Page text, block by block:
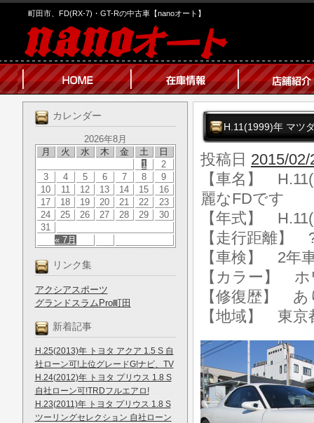
町田市、FD(RX-7)・GT-Rの中古車【nanoオート】
カレンダー
2026年8月
月
火 水 木 金 土 日
« 7月
1
2
3
4 5 6 7 8
9
10
11 12 13 14 15
16
17
18 19 20 21 22
23
24
25 26 27 28 29
30
31
リンク集
アクシアスポーツ
グランドスラムPro町田
新着記事
H.25(2013)年 トヨタ アクア 1.5 S 自
社ローン可!上位グレードG!ナビ、TV
H.24(2012)年 トヨタ プリウス 1.8 S
自社ローン可!TRDフルエアロ!
H.23(2011)年 トヨタ プリウス 1.8 S
ツーリングセレクション 自社ローン
H.11(1999)年 マツ
投稿日 2015/02/
【車名】
麗なFDです
【年式】
【走行距離】
【車検】 2年
【カラー】
【修復歴】 あ
【地域】 東京